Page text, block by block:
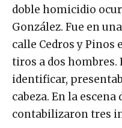
doble homicidio
González. Fue en
calle Cedros y Pinos
tiros a dos hombres.
identificar,
cabeza. En la
contabilizaron tres